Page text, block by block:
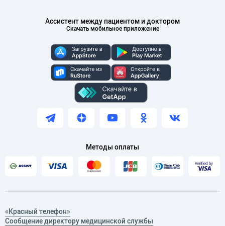
Ассистент между пациентом и доктором
Скачать мобильное приложение
Методы оплаты
«Красный телефон»
Сообщение директору медицинской службы